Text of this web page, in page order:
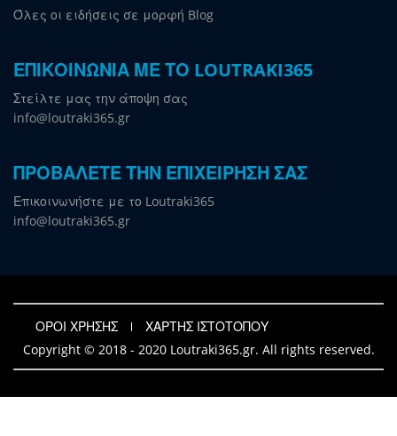
Όλες οι ειδήσεις σε μορφή Blog
ΕΠΙΚΟΙΝΩΝΙΑ ΜΕ ΤΟ LOUTRAKI365
Στείλτε μας την άποψη σας
info@loutraki365.gr
ΠΡΟΒΑΛΕΤΕ ΤΗΝ ΕΠΙΧΕΙΡΗΣΗ ΣΑΣ
Επικοινωνήστε με το Loutraki365
info@loutraki365.gr
ΟΡΟΙ ΧΡΗΣΗΣ
ΧΑΡΤΗΣ ΙΣΤΟΤΟΠΟΥ
Copyright © 2018 - 2020 Loutraki365.gr. All rights reserved.